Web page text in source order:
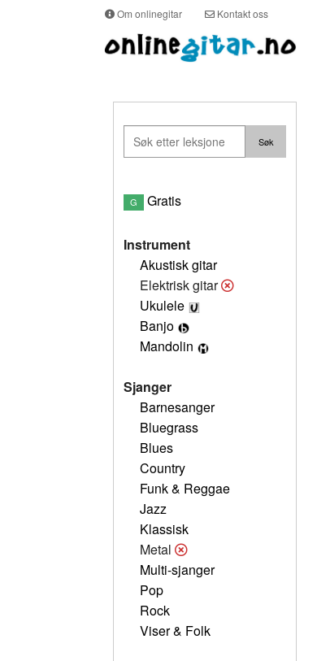
Om onlinegitar Kontakt oss
G Gratis
Instrument
Akustisk gitar
Elektrisk gitar
Ukulele
Banjo
Mandolin
Sjanger
Barnesanger
Bluegrass
Blues
Country
Funk & Reggae
Jazz
Klassisk
Metal
Multi-sjanger
Pop
Rock
Viser & Folk